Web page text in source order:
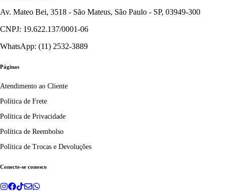
Av. Mateo Bei, 3518 - São Mateus, São Paulo - SP, 03949-300
CNPJ: 19.622.137/0001-06
WhatsApp: (11) 2532-3889
Páginas
Atendimento ao Cliente
Política de Frete
Política de Privacidade
Política de Reembolso
Política de Trocas e Devoluções
Conecte-se conosco